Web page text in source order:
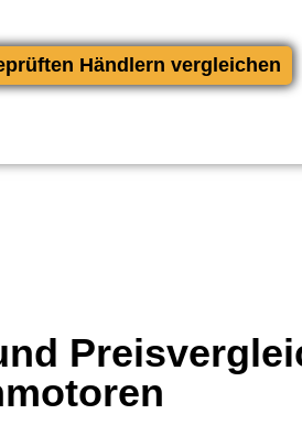
Händlern vergleichen